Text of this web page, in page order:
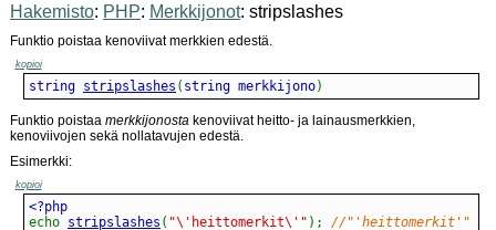
Hakemisto: PHP: Merkkijonot: stripslashes
Funktio poistaa kenoviivat merkkien edestä.
kopioi
string stripslashes ( string merkkijono)
Funktio poistaa merkkijonosta kenoviivat heitto- ja lainausmerkkien,
kenoviivojen sekä nollatavujen edestä.
Esimerkki:
kopioi
echo stripslashes ( "\'heittomerkit\'" ) ;
//"'heittomerkit'"